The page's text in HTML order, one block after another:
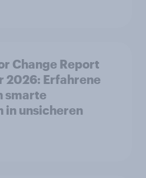
Change Report
2026: Erfahrene
smarte
in unsicheren